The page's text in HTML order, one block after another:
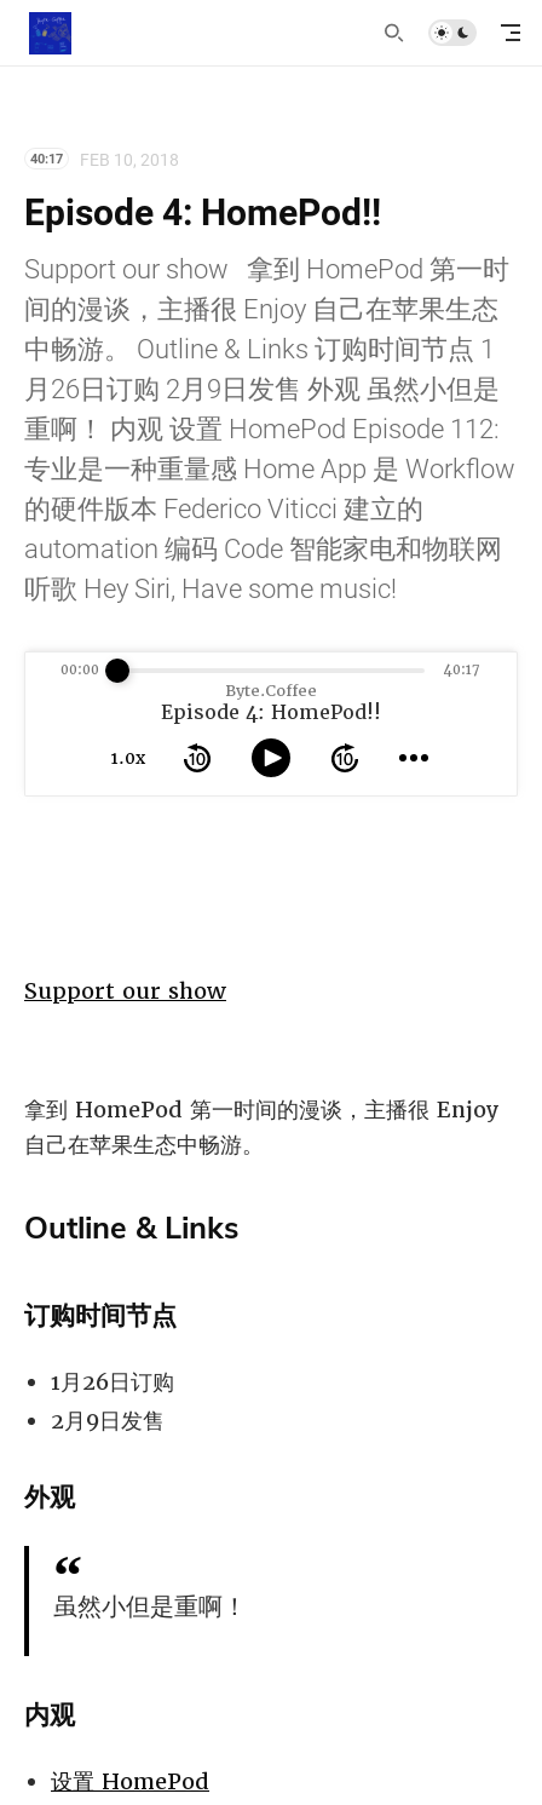
40:17 FEB 10, 2018
Episode 4: HomePod!!
Support our show 拿到 HomePod 第一时
间的漫谈，主播很 Enjoy 自己在苹果生态
中畅游。 Outline & Links 订购时间节点 1
月26日订购 2月9日发售 外观 虽然小但是
重啊！ 内观 设置 HomePod Episode 112:
专业是一种重量感 Home App 是 Workflow
的硬件版本 Federico Viticci 建立的
automation 编码 Code 智能家电和物联网
听歌 Hey Siri, Have some music!
Byte.Coffee
Episode 4: HomePod!!
1.0x
00:00 40:17
Support our show
拿到 HomePod 第一时间的漫谈，主播很 Enjoy
自己在苹果生态中畅游。
Outline & Links
订购时间节点
1月26日订购
2月9日发售
外观
虽然小但是重啊！
内观
设置 HomePod